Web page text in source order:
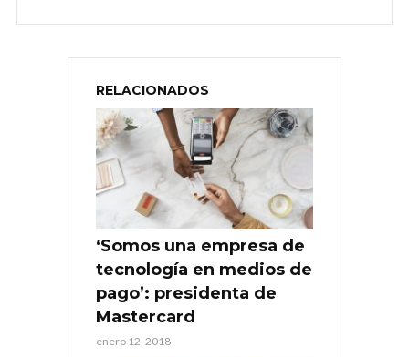
RELACIONADOS
‘Somos una empresa de
tecnología en medios de
pago’: presidenta de
Mastercard
enero 12, 2018